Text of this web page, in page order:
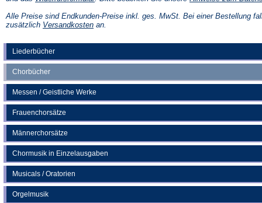
Liederbücher
Chorbücher
Messen / Geistliche Werke
Frauenchorsätze
Männerchorsätze
Chormusik in Einzelausgaben
Musicals / Oratorien
Orgelmusik
einem
neuen
Alle Preise sind Endkunden-Preise inkl. ges. MwSt. Bei einer Bestellung
zusätzlich Versandkosten(Öffnet
an.